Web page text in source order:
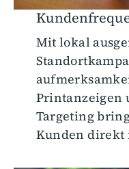
Mit lokal
Printanzeigen
Targeting
Kunden direkt